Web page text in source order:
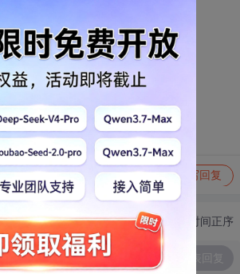
天都能看到百花齐放。
报 写回复
切换为时间正序